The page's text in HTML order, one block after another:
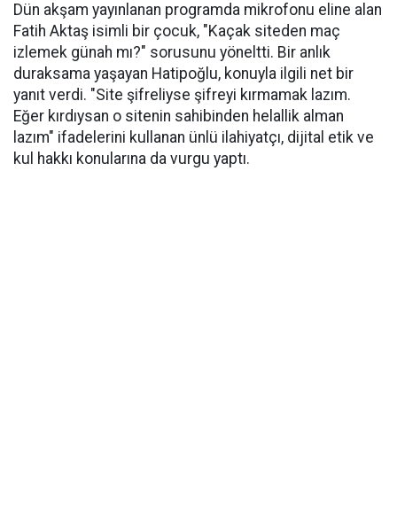
Dün akşam yayınlanan programda mikrofonu eline alan
Fatih Aktaş isimli bir çocuk, "Kaçak siteden maç
izlemek günah mı?" sorusunu yöneltti. Bir anlık
duraksama yaşayan Hatipoğlu, konuyla ilgili net bir
yanıt verdi. "Site şifreliyse şifreyi kırmamak lazım.
Eğer kırdıysan o sitenin sahibinden helallik alman
lazım" ifadelerini kullanan ünlü ilahiyatçı, dijital etik ve
kul hakkı konularına da vurgu yaptı.